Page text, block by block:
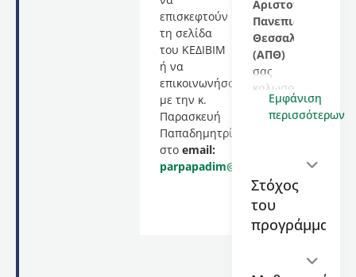
επισκεφτούν
τη σελίδα
του ΚΕΔΙΒΙΜ
ή να
επικοινωνήσουν
με την κ.
Παρασκευή
Παπαδημητρίου
στο email:
parpapadim@
Αριστοτελείου
Πανεπιστημίου
Θεσσαλονίκης
(ΑΠΘ)
σας
καλωσορίζει
στο
εκπαιδευτικό
«Η
Τέχνη
του
Ψηφιδωτού.
Εμφάνιση
περισσότερων
Στόχος
του
προγράμματος